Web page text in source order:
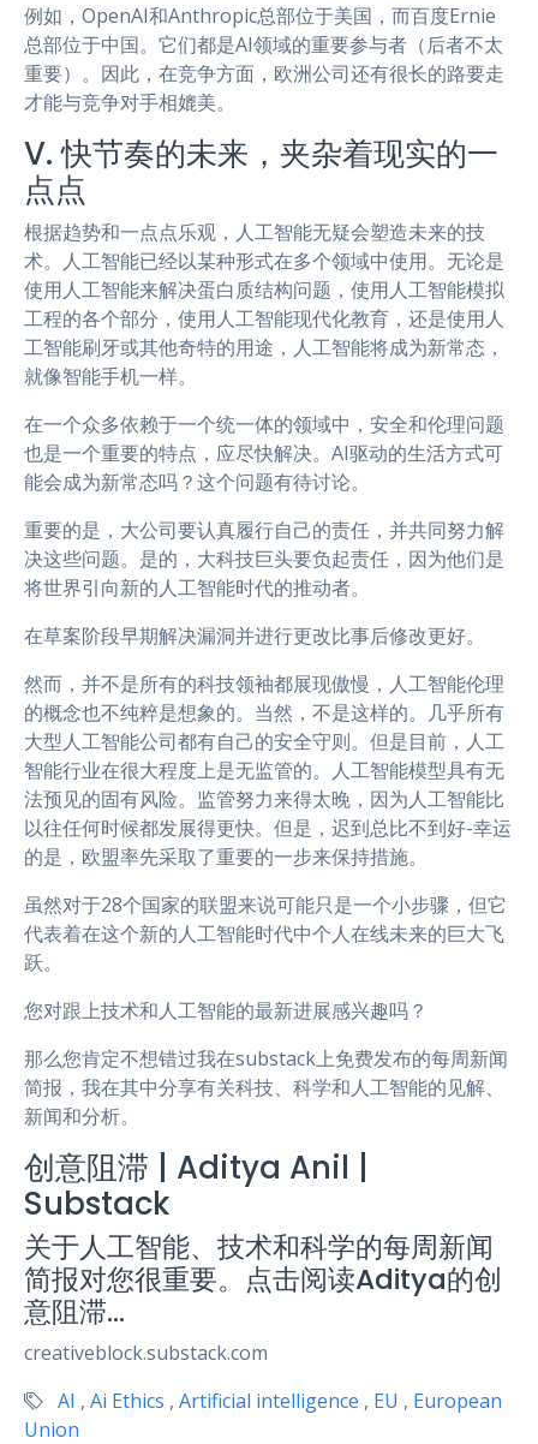
例如，OpenAI和Anthropic总部位于美国，而百度Ernie
总部位于中国。它们都是AI领域的重要参与者（后者不太
重要）。因此，在竞争方面，欧洲公司还有很长的路要走
才能与竞争对手相媲美。
V. 快节奏的未来，夹杂着现实的一
点点
根据趋势和一点点乐观，人工智能无疑会塑造未来的技
术。人工智能已经以某种形式在多个领域中使用。无论是
使用人工智能来解决蛋白质结构问题，使用人工智能模拟
工程的各个部分，使用人工智能现代化教育，还是使用人
工智能刷牙或其他奇特的用途，人工智能将成为新常态，
就像智能手机一样。
在一个众多依赖于一个统一体的领域中，安全和伦理问题
也是一个重要的特点，应尽快解决。AI驱动的生活方式可
能会成为新常态吗？这个问题有待讨论。
重要的是，大公司要认真履行自己的责任，并共同努力解
决这些问题。是的，大科技巨头要负起责任，因为他们是
将世界引向新的人工智能时代的推动者。
在草案阶段早期解决漏洞并进行更改比事后修改更好。
然而，并不是所有的科技领袖都展现傲慢，人工智能伦理
的概念也不纯粹是想象的。当然，不是这样的。几乎所有
大型人工智能公司都有自己的安全守则。但是目前，人工
智能行业在很大程度上是无监管的。人工智能模型具有无
法预见的固有风险。监管努力来得太晚，因为人工智能比
以往任何时候都发展得更快。但是，迟到总比不到好-幸运
的是，欧盟率先采取了重要的一步来保持措施。
虽然对于28个国家的联盟来说可能只是一个小步骤，但它
代表着在这个新的人工智能时代中个人在线未来的巨大飞
跃。
您对跟上技术和人工智能的最新进展感兴趣吗？
那么您肯定不想错过我在substack上免费发布的每周新闻
简报，我在其中分享有关科技、科学和人工智能的见解、
新闻和分析。
创意阻滞 | Aditya Anil |
Substack
关于人工智能、技术和科学的每周新闻
简报对您很重要。点击阅读Aditya的创
意阻滞…
creativeblock.substack.com
AI , Ai Ethics , Artificial intelligence , EU , European
Union